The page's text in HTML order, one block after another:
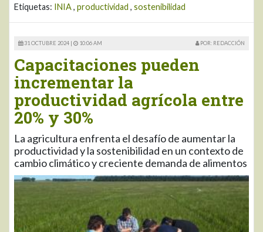
Etiquetas: INIA, productividad , sostenibilidad
31 OCTUBRE 2024 | 10:06 AM POR: REDACCIÓN
Capacitaciones pueden
incrementar la
productividad agrícola entre
20% y 30%
La agricultura enfrenta el desafío de aumentar la
productividad y la sostenibilidad en un contexto de
cambio climático y creciente demanda de alimentos